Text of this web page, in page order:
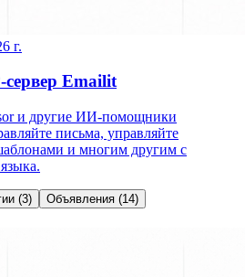
г.
Emailit
и другие ИИ-помощники
письма, управляйте
и многим другим с
(3) Объявления (14)